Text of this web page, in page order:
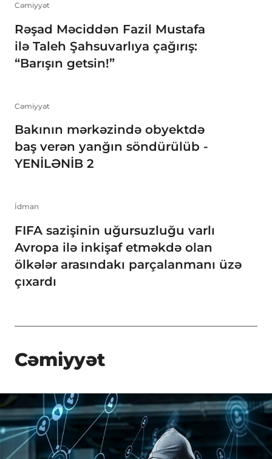
Cəmiyyət
Rəşad Məciddən Fazil Mustafa
ilə Taleh Şahsuvarlıya çağırış:
“Barışın getsin!”
Cəmiyyət
Bakının mərkəzində obyektdə
baş verən yanğın söndürülüb -
YENİLƏNİB 2
İdman
FIFA sazişinin uğursuzluğu varlı
Avropa ilə inkişaf etməkdə olan
ölkələr arasındakı parçalanmanı üzə
çıxardı
Cəmiyyət